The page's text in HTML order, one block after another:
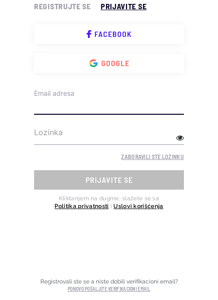
REGISTRUJTE SE PRIJAVITE SE
FACEBOOK
GOOGLE
Email adresa
Lozinka
ZABORAVILI STE LOZINKU
PRIJAVITE SE
Kliktanjem na dugme, slažete se sa
Politika privatnosti iUslovi korišćenja
Registrovali ste se a niste dobili verifikacioni email?
PONOVO POŠALJITE VERIFIKACIONI EMAIL